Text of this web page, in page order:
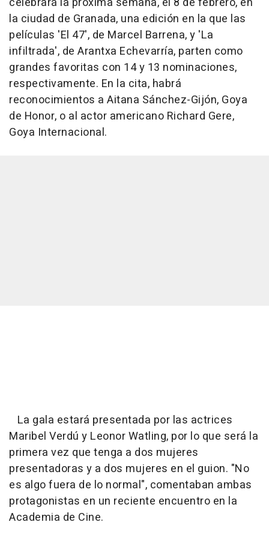
la ciudad de Granada, una edición en la que las
películas 'El 47', de Marcel Barrena, y 'La
infiltrada', de Arantxa Echevarría, parten como
grandes favoritas con 14 y 13 nominaciones,
respectivamente. En la cita, habrá
reconocimientos a Aitana Sánchez-Gijón, Goya
de Honor, o al actor americano Richard Gere,
Goya Internacional.
La gala estará presentada por las actrices
Maribel Verdú y Leonor Watling, por lo que será la
primera vez que tenga a dos mujeres
presentadoras y a dos mujeres en el guion. "No
es algo fuera de lo normal", comentaban ambas
protagonistas en un reciente encuentro en la
Academia de Cine.